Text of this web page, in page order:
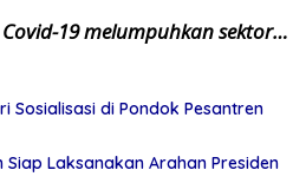
Covid-19 melumpuhkan sektor…
Sosialisasi di Pondok Pesantren
Laksanakan Arahan Presiden